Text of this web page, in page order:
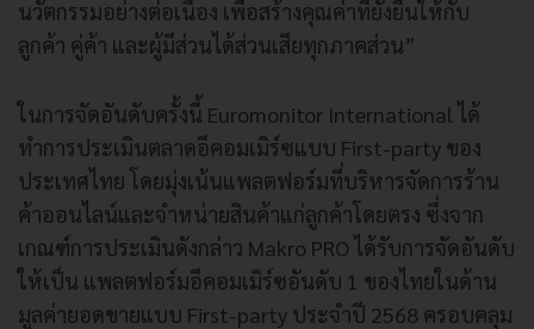
นวัตกรรมอย่างต่อเนื่อง เพื่อสร้างคุณค่าที่ยั่งยืนให้กับ
ลูกค้า คู่ค้า และผู้มีส่วนได้ส่วนเสียทุกภาคส่วน”
ในการจัดอันดับครั้งนี้ Euromonitor International ได้
ทำการประเมินตลาดอีคอมเมิร์ซแบบ First-party ของ
ประเทศไทย โดยมุ่งเน้นแพลตฟอร์มที่บริหารจัดการร้าน
ค้าออนไลน์และจำหน่ายสินค้าแก่ลูกค้าโดยตรง ซึ่งจาก
เกณฑ์การประเมินดังกล่าว Makro PRO ได้รับการจัดอันดับ
ให้เป็น แพลตฟอร์มอีคอมเมิร์ซอันดับ 1 ของไทยในด้าน
มูลค่ายอดขายแบบ First-party ประจำปี 2568 ครอบคลุม